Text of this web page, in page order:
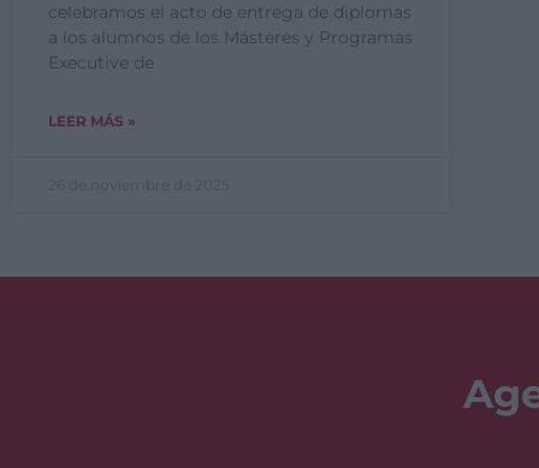
celebramos el acto de entrega de diplomas
a los alumnos de los Másteres y Programas
Executive de
LEER MÁS »